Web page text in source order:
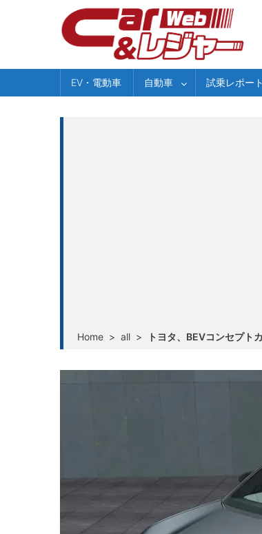
EV・電動車 自動車 試乗レポート
Home > all > トヨタ、BEVコンセプ